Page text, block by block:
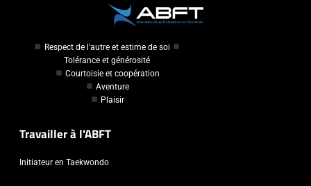
Respect de l'autre et estime de soi
Tolérance et générosité
Courtoisie et coopération
Aventure
Plaisir
Travailler à l'ABFT
Initiateur en Taekwondo